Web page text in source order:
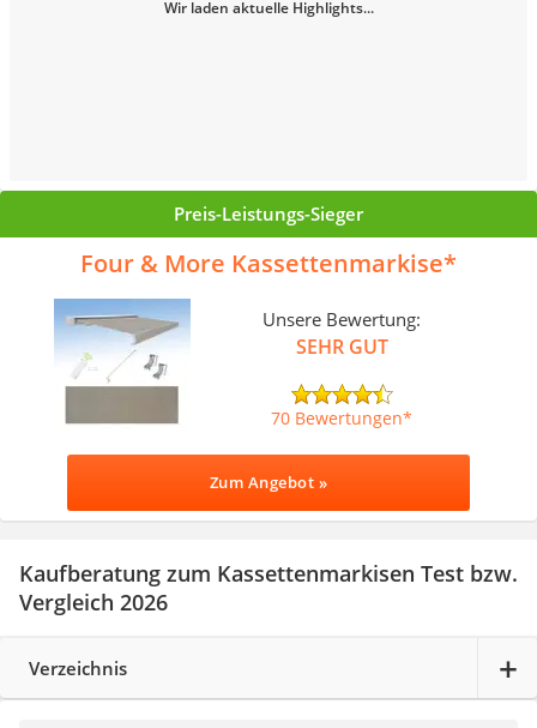
Wir laden aktuelle Highlights...
Preis-Leistungs-Sieger
Four & More Kassettenmarkise
Unsere Bewertung:
SEHR GUT
70 Bewertungen
Zum Angebot »
Kaufberatung zum Kassettenmarkisen Test bzw.
Vergleich 2026
Verzeichnis